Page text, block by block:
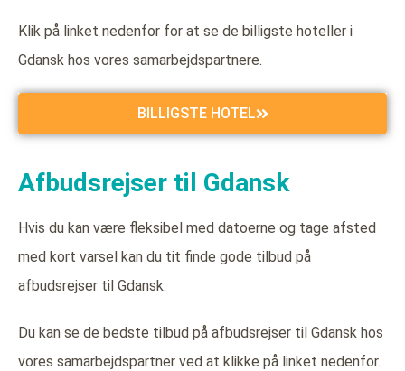
Klik på linket nedenfor for at se de billigste hoteller i
Gdansk hos vores samarbejdspartnere.
BILLIGSTE HOTEL
Afbudsrejser til Gdansk
Hvis du kan være fleksibel med datoerne og tage afsted
med kort varsel kan du tit finde gode tilbud på
afbudsrejser til Gdansk.
Du kan se de bedste tilbud på afbudsrejser til Gdansk hos
vores samarbejdspartner ved at klikke på linket nedenfor.